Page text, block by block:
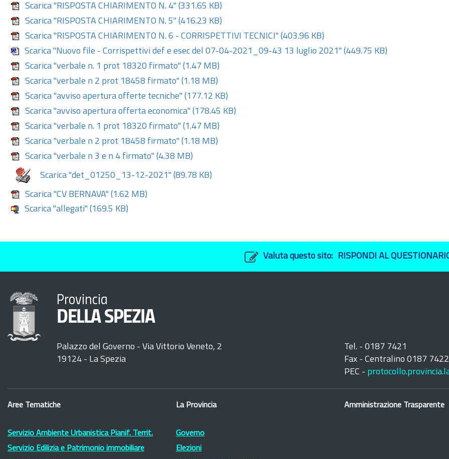
Scarica "RISPOSTA CHIARIMENTO N. 4" (331.65 KB)
Scarica "RISPOSTA CHIARIMENTO N. 5" (416.23 KB)
Scarica "RISPOSTA CHIARIMENTO N. 6 - CORRISPETTIVI TECNICI" (403.96 KB)
Scarica "Nuovo file - Corrispettivi def e esec del 07-04-2021_09-43 13 luglio 2021" (449.75 KB)
Scarica "verbale n. 1 prot 18320 firmato" (1.47 MB)
Scarica "verbale n 2 prot 18458 firmato" (1.18 MB)
Scarica "avviso apertura offerte tecniche" (177.12 KB)
Scarica "avviso apertura offerta economica" (178.45 KB)
Scarica "verbale n. 1 prot 18320 firmato" (1.47 MB)
Scarica "verbale n 2 prot 18458 firmato" (1.18 MB)
Scarica "verbale n 3 e n 4 firmato" (4.38 MB)
Scarica "det_01250_13-12-2021" (89.78 KB)
Scarica "CV BERNAVA" (1.62 MB)
Scarica "allegati" (169.5 KB)
Valuta questo sito: RISPONDI AL
Provincia
DELLA SPEZIA
Palazzo del Governo - Via Vittorio Veneto, 2
19124 - La Spezia
Tel. - 0187 7421
Fax - Centralino 0187
PEC -
Aree Tematiche
Servizio Ambiente Urbanistica Pianif. Territ.
Servizio Edilizia e Patrimonio immobiliare
La Provincia
Governo
Elezioni
Amministrazione Trasparente